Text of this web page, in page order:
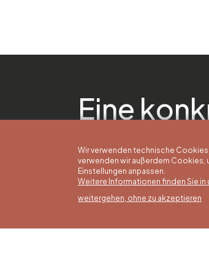
Eine
Wir verwenden technische
verwenden wir außerdem Cookies,
Einstellungen anpassen.
Weitere Informationen finden Sie
weitergehen, ohne zu akzeptieren